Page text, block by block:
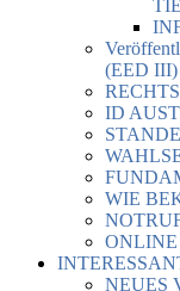
(EED III)
ID
WIE
ONLINE
NEUES